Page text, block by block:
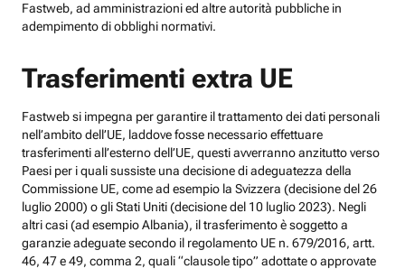
Fastweb, ad amministrazioni ed altre autorità pubbliche in
adempimento di obblighi normativi.
Trasferimenti extra UE
Fastweb si impegna per garantire il trattamento dei dati personali
nell’ambito dell’UE, laddove fosse necessario effettuare
trasferimenti all’esterno dell’UE, questi avverranno anzitutto verso
Paesi per i quali sussiste una decisione di adeguatezza della
Commissione UE, come ad esempio la Svizzera (decisione del 26
luglio 2000) o gli Stati Uniti (decisione del 10 luglio 2023). Negli
altri casi (ad esempio Albania), il trasferimento è soggetto a
garanzie adeguate secondo il regolamento UE n. 679/2016, artt.
46, 47 e 49, comma 2, quali “clausole tipo” adottate o approvate